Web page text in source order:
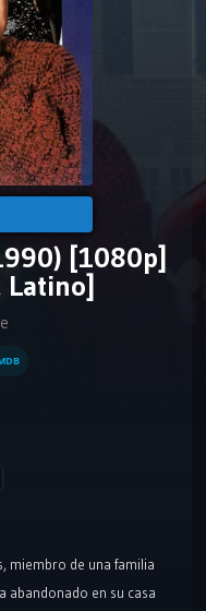
[1080p]
Latino]
miembro de una familia
abandonado en su casa